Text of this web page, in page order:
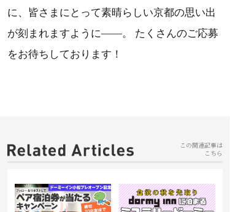
に、皆さまにとって素晴らしい京都の思い出
が刻まれますように――。 たくさんのご応募
をお待ちしております！
この関連記事は
こちら